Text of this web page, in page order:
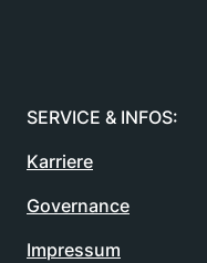
SERVICE & INFOS:
Karriere
Governance
Impressum